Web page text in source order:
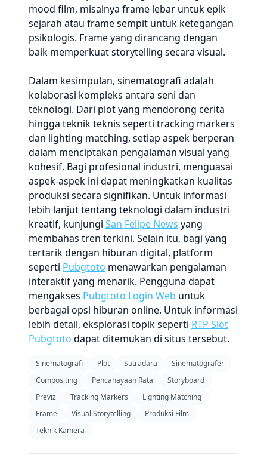
mood film, misalnya frame lebar untuk epik
sejarah atau frame sempit untuk ketegangan
psikologis. Frame yang dirancang dengan
baik memperkuat storytelling secara visual.
Dalam kesimpulan, sinematografi adalah
kolaborasi kompleks antara seni dan
teknologi. Dari plot yang mendorong cerita
hingga teknik teknis seperti tracking markers
dan lighting matching, setiap aspek berperan
dalam menciptakan pengalaman visual yang
kohesif. Bagi profesional industri, menguasai
aspek-aspek ini dapat meningkatkan kualitas
produksi secara signifikan. Untuk informasi
lebih lanjut tentang teknologi dalam industri
kreatif, kunjungi San Felipe News yang
membahas tren terkini. Selain itu, bagi yang
tertarik dengan hiburan digital, platform
seperti Pubgtoto menawarkan pengalaman
interaktif yang menarik. Pengguna dapat
mengakses Pubgtoto Login Web untuk
berbagai opsi hiburan online. Untuk informasi
lebih detail, eksplorasi topik seperti RTP Slot
Pubgtoto dapat ditemukan di situs tersebut.
Sinematografi Plot Sutradara
Sinematografer
Compositing
Pencahayaan Rata
Storyboard
Previz
Tracking Markers
Lighting Matching
Frame
Visual Storytelling
Produksi Film
Teknik Kamera